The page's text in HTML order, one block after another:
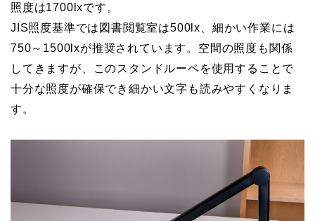
照度は1700lxです。
JIS照度基準では図書閲覧室は500lx、細かい作業には
750～1500lxが推奨されています。空間の照度も関係
してきますが、このスタンドルーペを使用することで
十分な照度が確保でき細かい文字も読みやすくなりま
す。